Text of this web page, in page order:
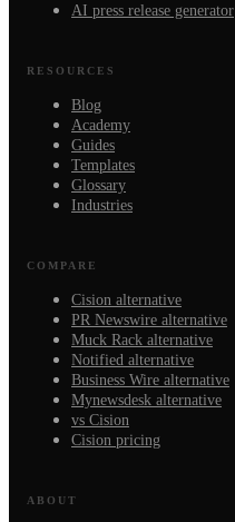
AI press release generator
RESOURCES
Blog
Academy
Guides
Templates
Glossary
Industries
COMPARE
Cision alternative
PR Newswire alternative
Muck Rack alternative
Notified alternative
Business Wire alternative
Mynewsdesk alternative
vs Cision
Cision pricing
ABOUT